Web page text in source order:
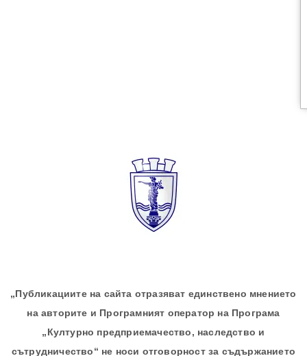
„Публикациите на сайта отразяват единствено мнението
на авторите и Програмният оператор на Програма
„Културно предприемачество, наследство и
сътрудничество“ не носи отговорност за съдържанието